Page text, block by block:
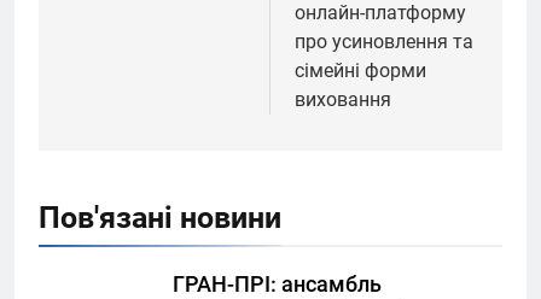
онлайн-платформу
про усиновлення та
сімейні форми
виховання
Пов'язані новини
ГРАН-ПРІ: ансамбль